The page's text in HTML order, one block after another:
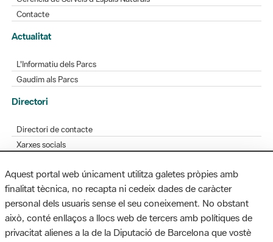
L'Informatiu dels Parcs
Gaudim als Parcs
Directori de contacte
Xarxes socials
Bústia de suggeriments
Opineu sobre els parcs
MAPA WEB AVÍS LEGAL ACCESSIBILITAT
Diputació de Barcelona. Edifici Llacuna, 1a planta. Badajoz, 49. 08005
Aquest portal web únicament utilitza galetes pròpies amb
finalitat tècnica, no recapta ni cedeix dades de caràcter
personal dels usuaris sense el seu coneixement. No obstant
això, conté enllaços a llocs web de tercers amb polítiques de
privacitat alienes a la de la Diputació de Barcelona que vostè